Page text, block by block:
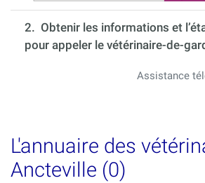
2. Obtenir les informations et
pour appeler le vétérinaire-de-
Assistance
L'annuaire des
Ancteville (0)